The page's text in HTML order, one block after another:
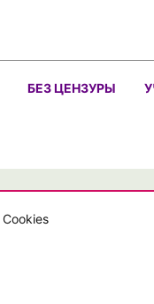
БЕЗ ЦЕНЗУРЫ
Cookies